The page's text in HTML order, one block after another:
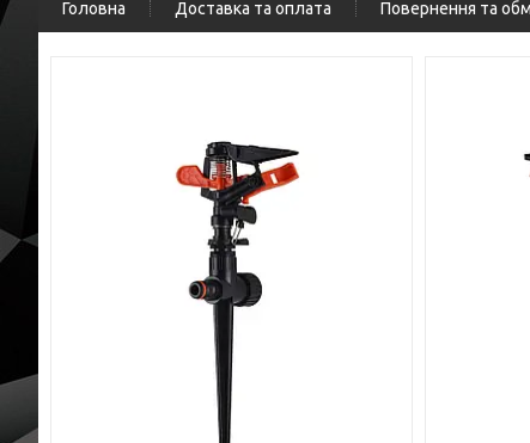
Головна Доставка та оплата Повернення та